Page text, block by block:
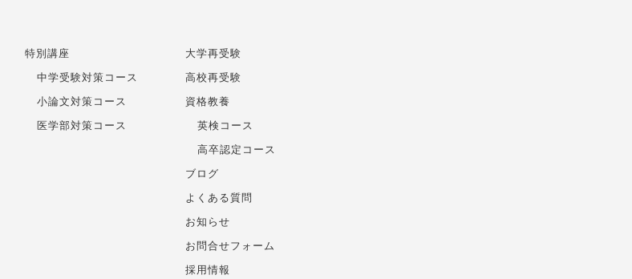
特別講座
中学受験対策コース
小論文対策コース
医学部対策コース
大学再受験
高校再受験
資格教養
英検コース
高卒認定コース
ブログ
よくある質問
お知らせ
お問合せフォーム
採用情報